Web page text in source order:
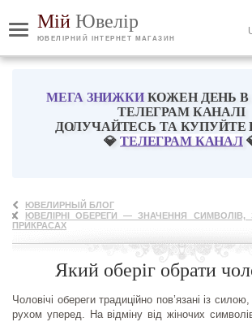
Мій Ювелір
ЮВЕЛІРНИЙ ІНТЕРНЕТ МАГАЗИН
МЕГА ЗНИЖКИКОЖЕН ДЕНЬ
ТЕЛЕГРАМ КАНАЛІ
ДОЛУЧАЙТЕСЬ ТА КУПУЙТЕ
💎ТЕЛЕГРАМ КАНАЛ
ЮВЕЛИРНЫЙ БЛОГ
ЮВЕЛІРНІ ОБЕРЕГИ — ЗНАЧЕННЯ
ПРИКРАСАХ
Який оберіг обрати
Чоловічі обереги традиційно пов’язані із
рухом уперед. На відміну від жіночих